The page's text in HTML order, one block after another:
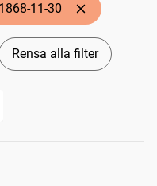
11-30
Rensa alla filter